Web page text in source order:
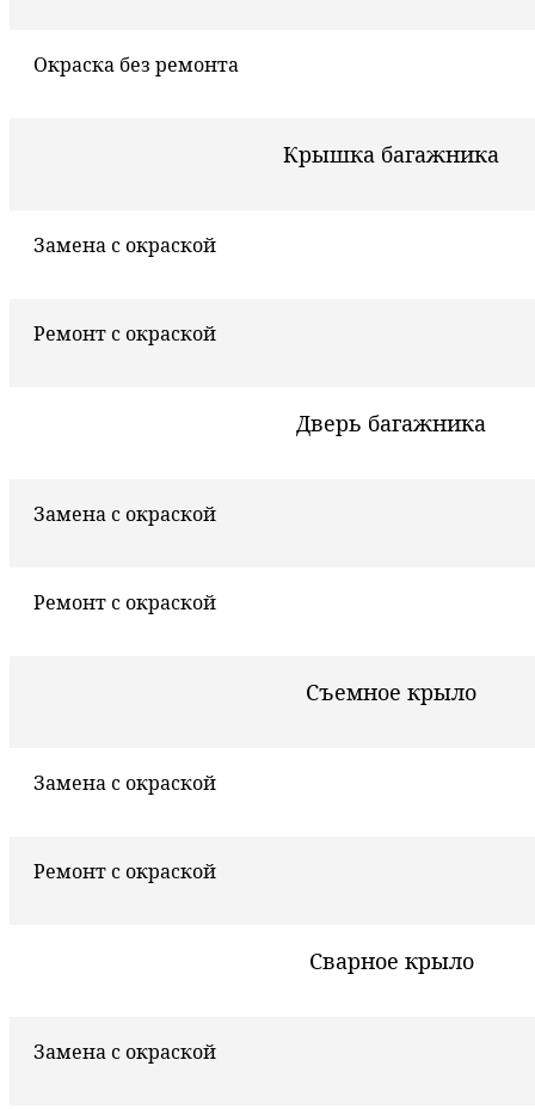
Окраска без ремонта
Крышка багажника
Замена с окраской
Ремонт с окраской
Дверь багажника
Замена с окраской
Ремонт с окраской
Съемное крыло
Замена с окраской
Ремонт с окраской
Сварное крыло
Замена с окраской